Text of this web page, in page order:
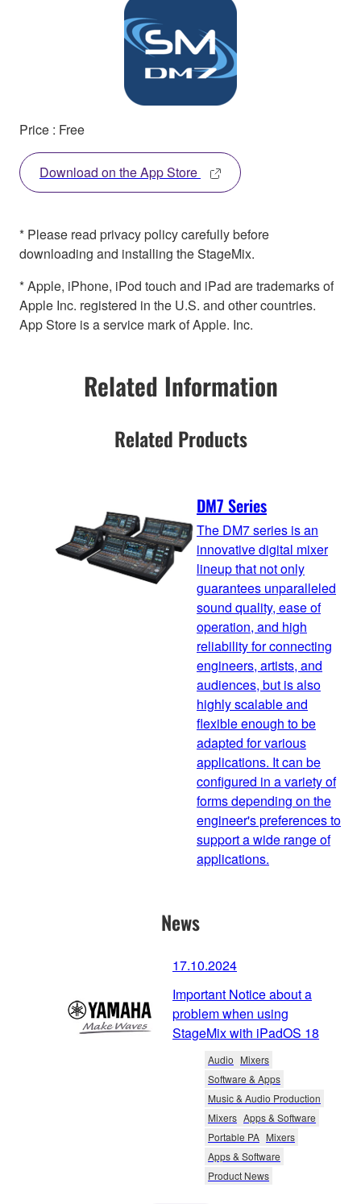
Price : Free
Download on the App Store
* Please read privacy policy carefully before
downloading and installing the StageMix.
* Apple, iPhone, iPod touch and iPad are trademarks of
Apple Inc. registered in the U.S. and other countries.
App Store is a service mark of Apple. Inc.
Related Information
Related Products
DM7 Series
The DM7 series is an
innovative digital mixer
lineup that not only
guarantees unparalleled
sound quality, ease of
operation, and high
reliability for connecting
engineers, artists, and
audiences, but is also
highly scalable and
flexible enough to be
adapted for various
applications. It can be
configured in a variety of
forms depending on the
engineer's preferences to
support a wide range of
applications.
News
17.10.2024
Important Notice about a
problem when using
StageMix with iPadOS 18
Audio Mixers
Software & Apps
Music & Audio Production
Mixers Apps & Software
Portable PA Mixers
Apps & Software
Product News